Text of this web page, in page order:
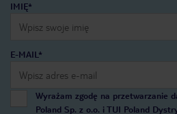
IMIĘ*
E-MAIL*
Wyrażam zgodę na przetwarzanie
Poland Sp. z o.o. i TUI Poland